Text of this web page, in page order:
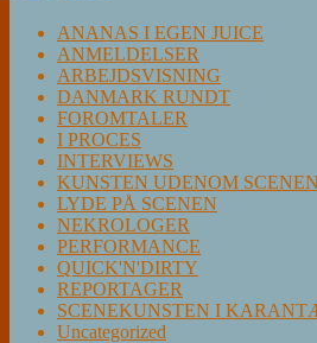
ANANAS I EGEN JUICE
ANMELDELSER
ARBEJDSVISNING
DANMARK RUNDT
FOROMTALER
I PROCES
INTERVIEWS
KUNSTEN UDENOM SCENEN
LYDE PÅ SCENEN
NEKROLOGER
PERFORMANCE
QUICK'N'DIRTY
REPORTAGER
SCENEKUNSTEN I
Uncategorized